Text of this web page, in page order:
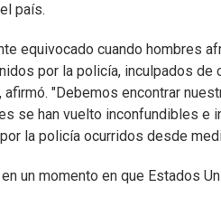
país.
equivocado cuando hombres
por la policía, inculpados
"Debemos encontrar
se han vuelto inconfundibles
la policía ocurridos desde
un momento en que Estados